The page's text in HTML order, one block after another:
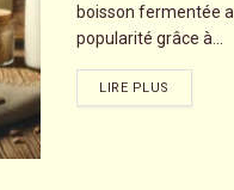
boisson fermentée
popularité grâce à...
LIRE PLUS